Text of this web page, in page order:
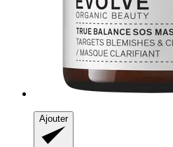
Ajouter